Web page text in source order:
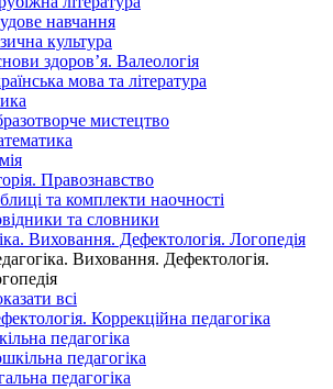
навчання
культура
здоров’я. Валеологія
мова та література
мистецтво
Правознавство
та комплекти наочності
та словники
Виховання. Дефектологія. Логопедія
Виховання. Дефектологія.
всі
Коррекційна педагогіка
педагогіка
педагогіка
педагогіка